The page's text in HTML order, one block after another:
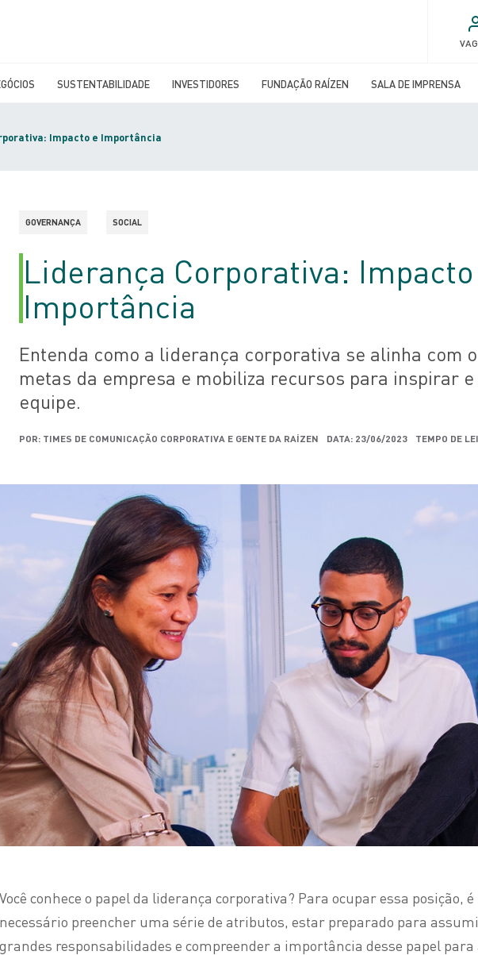
SUSTENTABILIDADE INVESTIDORES FUNDAÇÃO RAÍZEN SALA DE IMPRENSA
Impacto e Importância
GOVERNANÇA SOCIAL
Liderança Corporativa:
Importância
Entenda como a liderança corporativa se alinha com
metas da empresa e mobiliza recursos para inspirar
equipe.
POR: TIMES DE COMUNICAÇÃO CORPORATIVA E GENTE DA RAÍZEN DATA: 23/06/2023 TEMPO DE
Você conhece o papel da liderança corporativa? Para ocupar essa posição, é
necessário preencher uma série de atributos, estar preparado para
grandes responsabilidades e compreender a importância desse papel para